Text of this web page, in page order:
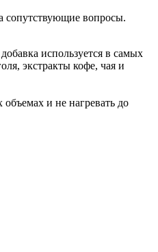
сопутствующие вопросы.
используется в самых
экстракты кофе, чая и
и не нагревать до